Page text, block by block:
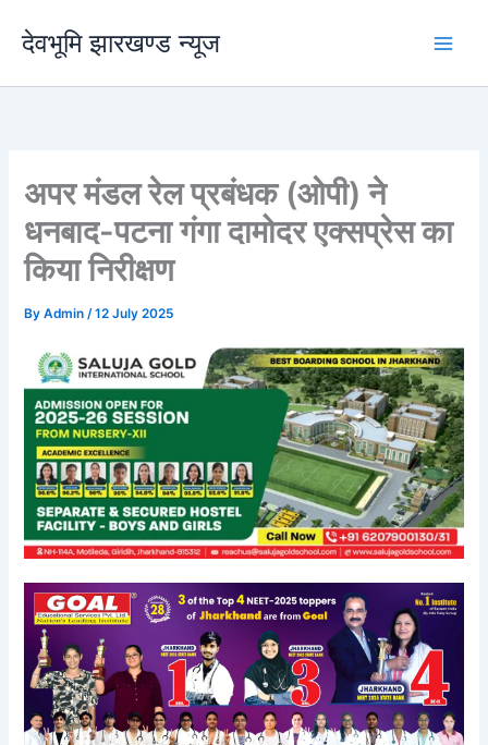
content
देवभूमि झारखण्ड न्यूज
अपर मंडल रेल प्रबंधक (ओपी) ने
धनबाद-पटना गंगा दामोदर एक्सप्रेस का
किया निरीक्षण
ByAdmin/12 July 2025